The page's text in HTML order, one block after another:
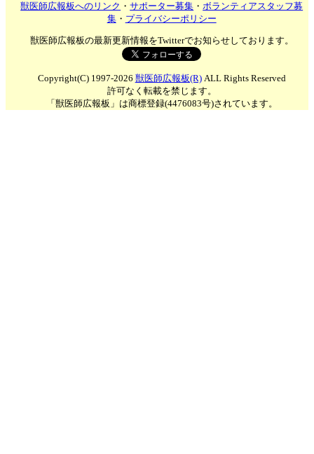
獣医師広報板へのリンク ・サポーター募集 ・ボランティアスタッフ募
集・ プライバシーポリシー
獣医師広報板の最新更新情報をTwitterでお知らせしております。
Copyright(C) 1997-2026 獣医師広報板(R)ALL Rights Reserved
許可なく転載を禁じます。
「獣医師広報板」は商標登録(4476083号)されています。